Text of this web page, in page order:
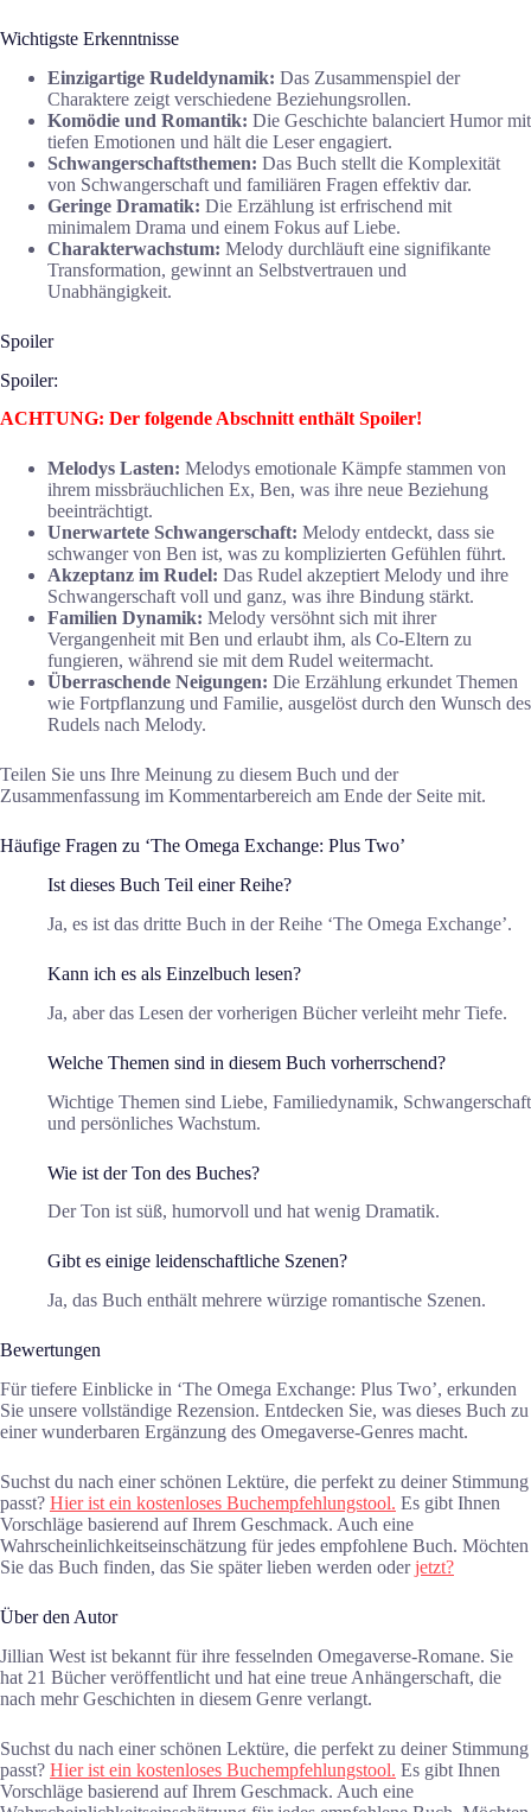
Wichtigste Erkenntnisse
Einzigartige Rudeldynamik: Das Zusammenspiel der
Charaktere zeigt verschiedene Beziehungsrollen.
Komödie und Romantik: Die Geschichte balanciert Humor mit
tiefen Emotionen und hält die Leser engagiert.
Schwangerschaftsthemen: Das Buch stellt die Komplexität
von Schwangerschaft und familiären Fragen effektiv dar.
Geringe Dramatik: Die Erzählung ist erfrischend mit
minimalem Drama und einem Fokus auf Liebe.
Charakterwachstum: Melody durchläuft eine signifikante
Transformation, gewinnt an Selbstvertrauen und
Unabhängigkeit.
Spoiler
Spoiler:
ACHTUNG: Der folgende Abschnitt enthält Spoiler!
Melodys Lasten: Melodys emotionale Kämpfe stammen von
ihrem missbräuchlichen Ex, Ben, was ihre neue Beziehung
beeinträchtigt.
Unerwartete Schwangerschaft: Melody entdeckt, dass sie
schwanger von Ben ist, was zu komplizierten Gefühlen führt.
Akzeptanz im Rudel: Das Rudel akzeptiert Melody und ihre
Schwangerschaft voll und ganz, was ihre Bindung stärkt.
Familien Dynamik: Melody versöhnt sich mit ihrer
Vergangenheit mit Ben und erlaubt ihm, als Co-Eltern zu
fungieren, während sie mit dem Rudel weitermacht.
Überraschende Neigungen: Die Erzählung erkundet Themen
wie Fortpflanzung und Familie, ausgelöst durch den Wunsch des
Rudels nach Melody.
Teilen Sie uns Ihre Meinung zu diesem Buch und der
Zusammenfassung im Kommentarbereich am Ende der Seite mit.
Häufige Fragen zu ‘The Omega Exchange: Plus Two’
Ist dieses Buch Teil einer Reihe?
Ja, es ist das dritte Buch in der Reihe ‘The Omega Exchange’.
Kann ich es als Einzelbuch lesen?
Ja, aber das Lesen der vorherigen Bücher verleiht mehr Tiefe.
Welche Themen sind in diesem Buch vorherrschend?
Wichtige Themen sind Liebe, Familiedynamik, Schwangerschaft
und persönliches Wachstum.
Wie ist der Ton des Buches?
Der Ton ist süß, humorvoll und hat wenig Dramatik.
Gibt es einige leidenschaftliche Szenen?
Ja, das Buch enthält mehrere würzige romantische Szenen.
Bewertungen
Für tiefere Einblicke in ‘The Omega Exchange: Plus Two’, erkunden
Sie unsere vollständige Rezension. Entdecken Sie, was dieses Buch zu
einer wunderbaren Ergänzung des Omegaverse-Genres macht.
Suchst du nach einer schönen Lektüre, die perfekt zu deiner Stimmung
passt? Hier ist ein kostenloses Buchempfehlungstool. Es gibt Ihnen
Vorschläge basierend auf Ihrem Geschmack. Auch eine
Wahrscheinlichkeitseinschätzung für jedes empfohlene Buch. Möchten
Sie das Buch finden, das Sie später lieben werden oderjetzt?
Über den Autor
Jillian West ist bekannt für ihre fesselnden Omegaverse-Romane. Sie
hat 21 Bücher veröffentlicht und hat eine treue Anhängerschaft, die
nach mehr Geschichten in diesem Genre verlangt.
Suchst du nach einer schönen Lektüre, die perfekt zu deiner Stimmung
passt? Hier ist ein kostenloses Buchempfehlungstool. Es gibt Ihnen
Vorschläge basierend auf Ihrem Geschmack. Auch eine